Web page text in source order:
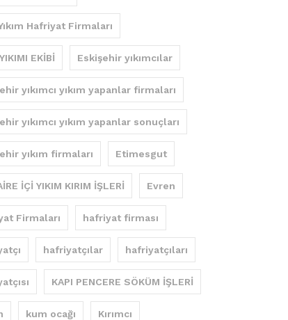
Hafriyat Firmaları
EKİBİ Eskişehir yıkımcılar
yıkımcı yıkım yapanlar firmaları
yıkımcı yıkım yapanlar sonuçları
yıkım firmaları Etimesgut
İÇİ YIKIM KIRIM İŞLERİ Evren
Firmaları hafriyat firması
hafriyatçılar hafriyatçıları
KAPI PENCERE SÖKÜM İŞLERİ
kum ocağı Kırımcı